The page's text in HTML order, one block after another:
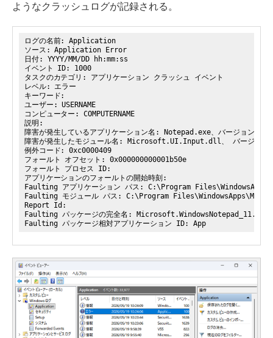
ようなクラッシュログが記録される。
ログの名前: Application
ソース: Application Error
日付: YYYY/MM/DD hh:mm:ss
イベント ID: 1000
タスクのカテゴリ: アプリケーション クラッシュ イベント
レベル: エラー
キーワード:
ユーザー: USERNAME
コンピューター: COMPUTERNAME
説明:
障害が発生しているアプリケーション名: Notepad.exe、バージョン:
障害が発生したモジュール名: Microsoft.UI.Input.dll、 バージョ
例外コード: 0xc0000409
フォールト オフセット: 0x000000000001b50e
フォールト プロセス ID:
アプリケーションのフォールトの開始時刻:
Faulting アプリケーション パス: C:\Program
Faulting モジュール パス: C:\Program
Report Id:
Faulting パッケージの完全名:
Faulting パッケージ相対アプリケーション ID: App